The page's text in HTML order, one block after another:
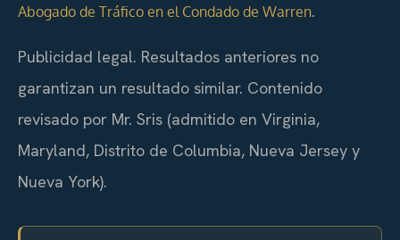
Abogado de Tráfico en el Condado de Warren.
Publicidad legal. Resultados anteriores no
garantizan un resultado similar. Contenido
revisado por Mr. Sris (admitido en Virginia,
Maryland, Distrito de Columbia, Nueva Jersey y
Nueva York).